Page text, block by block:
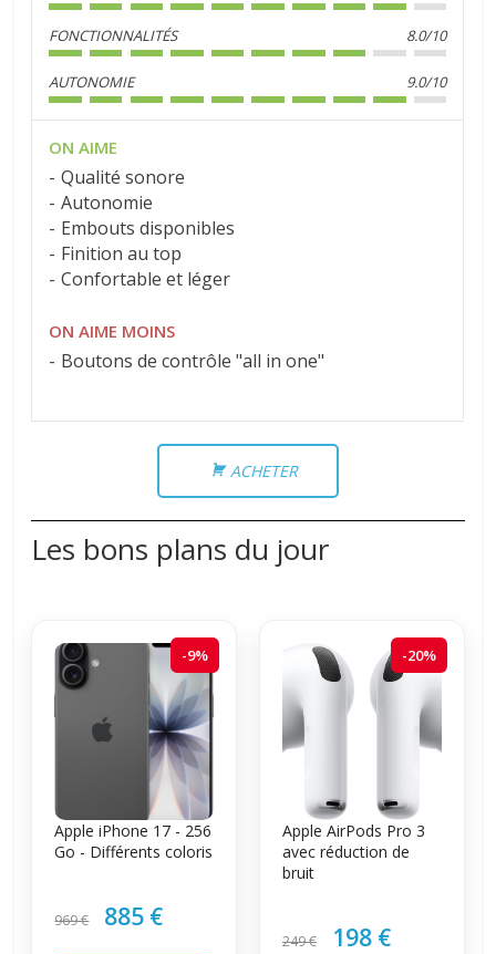
FONCTIONNALITÉS 8.0/10
AUTONOMIE 9.0/10
ON AIME
Qualité sonore
Autonomie
Embouts disponibles
Finition au top
Confortable et léger
ON AIME MOINS
Boutons de contrôle "all in one"
ACHETER
Les bons plans du jour
-9%
Apple iPhone 17 - 256
Go - Différents coloris
969 € 885 €
-20%
Apple AirPods Pro 3
avec réduction de
bruit
249 € 198 €